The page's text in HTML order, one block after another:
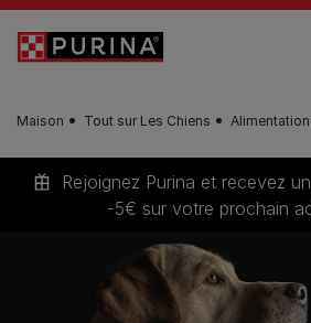
Skip to main content
Maison Tout sur Les Chiens
Rejoignez Purina et recevez
-5€ sur votre prochain